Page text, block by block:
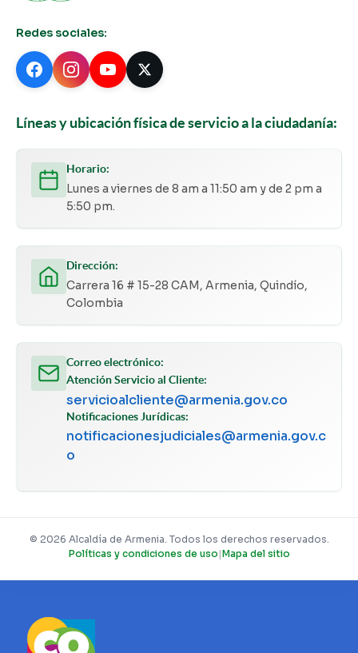
Redes sociales:
Líneas y ubicación física de servicio a la ciudadanía:
Horario:
Lunes a viernes de 8 am a 11:50 am y de 2 pm a
5:50 pm.
Dirección:
Carrera 16 # 15-28 CAM, Armenia, Quindío,
Colombia
Correo electrónico:
Atención Servicio al Cliente:
servicioalcliente@armenia.gov.co
Notificaciones Jurídicas:
notificacionesjudiciales@armenia.gov.c
o
© 2026 Alcaldía de Armenia. Todos los derechos reservados.
Políticas y condiciones de uso |Mapa del sitio